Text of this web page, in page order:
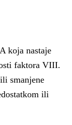
koja nastaje
faktora VIII.
smanjene
ili